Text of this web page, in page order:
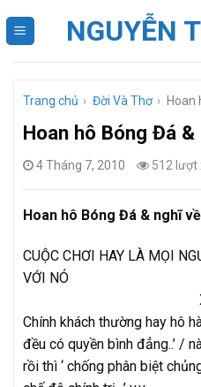
NGUYỄN
Trang chủ › Đời Và Thơ › Hoan
Hoan hô Bóng Đá
4 Tháng 7, 2010 512 lượt
Hoan hô Bóng Đá & nghĩ
CUỘC CHƠI HAY LÀ MỌI
VỚI NÓ
Chính khách thường hay hô
đều có quyền bình đẳng..’ /
rồi thì ‘ chống phân biệt